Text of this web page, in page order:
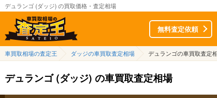
デュランゴ (ダッジ) の買取価格・査定相場
無料査定依頼
車買取相場の査定王 ダッジの車買取査定相場 デュランゴの車買取査定
デュランゴ (ダッジ) の車買取査定相場